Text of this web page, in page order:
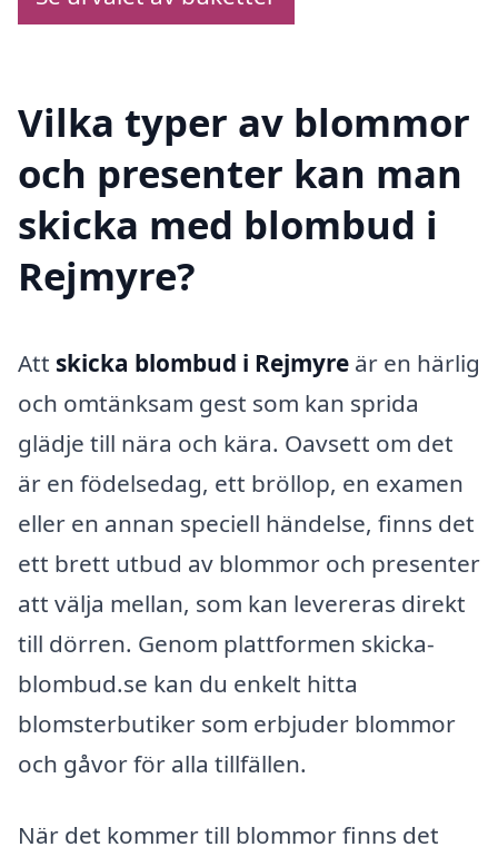
Vilka typer av blommor
och presenter kan man
skicka med blombud i
Rejmyre?
Att skicka blombud i Rejmyre är en härlig
och omtänksam gest som kan sprida
glädje till nära och kära. Oavsett om det
är en födelsedag, ett bröllop, en examen
eller en annan speciell händelse, finns det
ett brett utbud av blommor och presenter
att välja mellan, som kan levereras direkt
till dörren. Genom plattformen skicka-
blombud.se kan du enkelt hitta
blomsterbutiker som erbjuder blommor
och gåvor för alla tillfällen.
När det kommer till blommor finns det